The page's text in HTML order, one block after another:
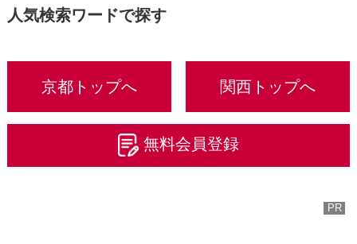
人気検索ワードで探す
京都トップへ 関西トップへ
無料会員登録